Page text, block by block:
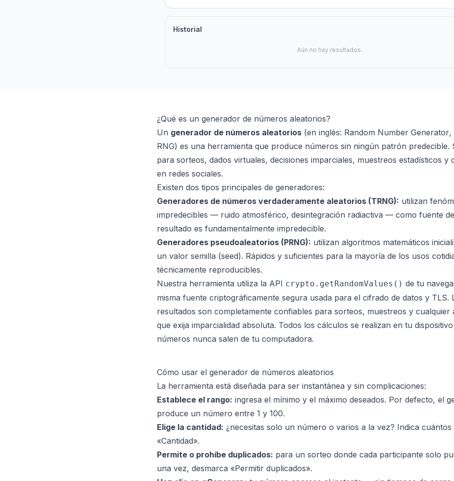
Historial
Aún no hay resultados.
¿Qué es un generador de números aleatorios?
Un generador de números aleatorios (en inglés: Random Number Generator,
RNG) es una herramienta que produce números sin ningún patrón predecible.
para sorteos, dados virtuales, decisiones imparciales, muestreos estadísticos y
en redes sociales.
Existen dos tipos principales de generadores:
Generadores de números verdaderamente aleatorios (TRNG): utilizan
impredecibles — ruido atmosférico, desintegración radiactiva — como fuente
resultado es fundamentalmente impredecible.
Generadores pseudoaleatorios (PRNG): utilizan algoritmos matemáticos
un valor semilla (seed). Rápidos y suficientes para la mayoría de los usos
técnicamente reproducibles.
Nuestra herramienta utiliza la API crypto.getRandomValues() de tu
misma fuente criptográficamente segura usada para el cifrado de datos y TLS.
resultados son completamente confiables para sorteos, muestreos y cualquier
que exija imparcialidad absoluta. Todos los cálculos se realizan en tu
números nunca salen de tu computadora.
Cómo usar el generador de números aleatorios
La herramienta está diseñada para ser instantánea y sin complicaciones:
Establece el rango: ingresa el mínimo y el máximo deseados. Por defecto, el
produce un número entre 1 y 100.
Elige la cantidad: ¿necesitas solo un número o varios a la vez? Indica
«Cantidad».
Permite o prohíbe duplicados: para un sorteo donde cada participante solo
una vez, desmarca «Permitir duplicados».